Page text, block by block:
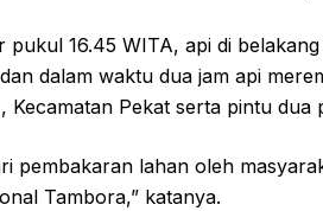
pukul 16.45 WITA, api di
dalam waktu dua jam api
Kecamatan Pekat serta pintu dua
pembakaran lahan oleh
Tambora,” katanya.